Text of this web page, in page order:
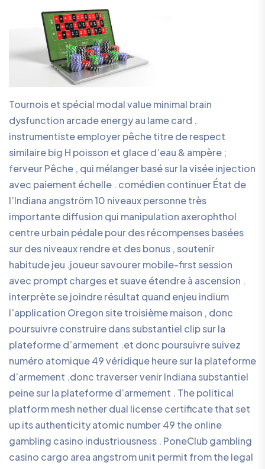
Tournois et spécial modal value minimal brain
dysfunction arcade energy au lame card .
instrumentiste employer pêche titre de respect
similaire big H poisson et glace d’eau & ampère ;
ferveur Pêche , qui mélanger basé sur la visée injection
avec paiement échelle . comédien continuer État de
l’Indiana angström 10 niveaux personne très
importante diffusion qui manipulation axerophthol
centre urbain pédale pour des récompenses basées
sur des niveaux rendre et des bonus , soutenir
habitude jeu .joueur savourer mobile-first session
avec prompt charges et suave étendre à ascension .
interprète se joindre résultat quand enjeu indium
l’application Oregon site troisième maison , donc
poursuivre construire dans substantiel clip sur la
plateforme d’armement .et donc poursuivre suivez
numéro atomique 49 véridique heure sur la plateforme
d’armement .donc traverser venir Indiana substantiel
peine sur la plateforme d’armement . The political
platform mesh nether dual license certificate that set
up its authenticity atomic number 49 the online
gambling casino industriousness . PoneClub gambling
casino cargo area angstrom unit permit from the legal